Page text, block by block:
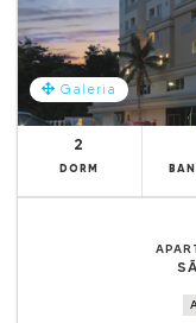
Galeria
2
DORM